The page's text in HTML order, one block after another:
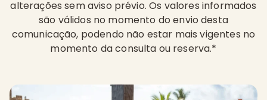
alterações sem aviso prévio. Os valores informados
são válidos no momento do envio desta
comunicação, podendo não estar mais vigentes no
momento da consulta ou reserva.*